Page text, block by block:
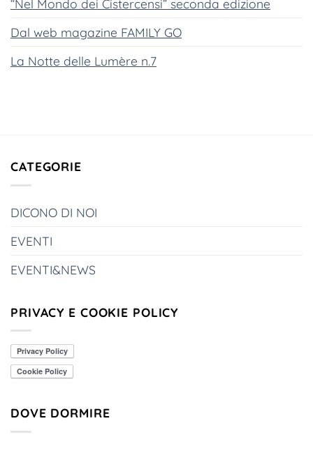
“Nel Mondo dei Cistercensi” seconda edizione
Dal web magazine FAMILY GO
La Notte delle Lumère n.7
CATEGORIE
DICONO DI NOI
EVENTI
EVENTI&NEWS
PRIVACY E COOKIE POLICY
DOVE DORMIRE